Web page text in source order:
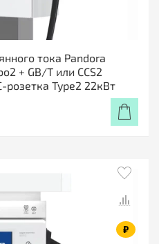
тока Pandora
+ GB/T или CCS2
розетка Type2 22кВт
₽